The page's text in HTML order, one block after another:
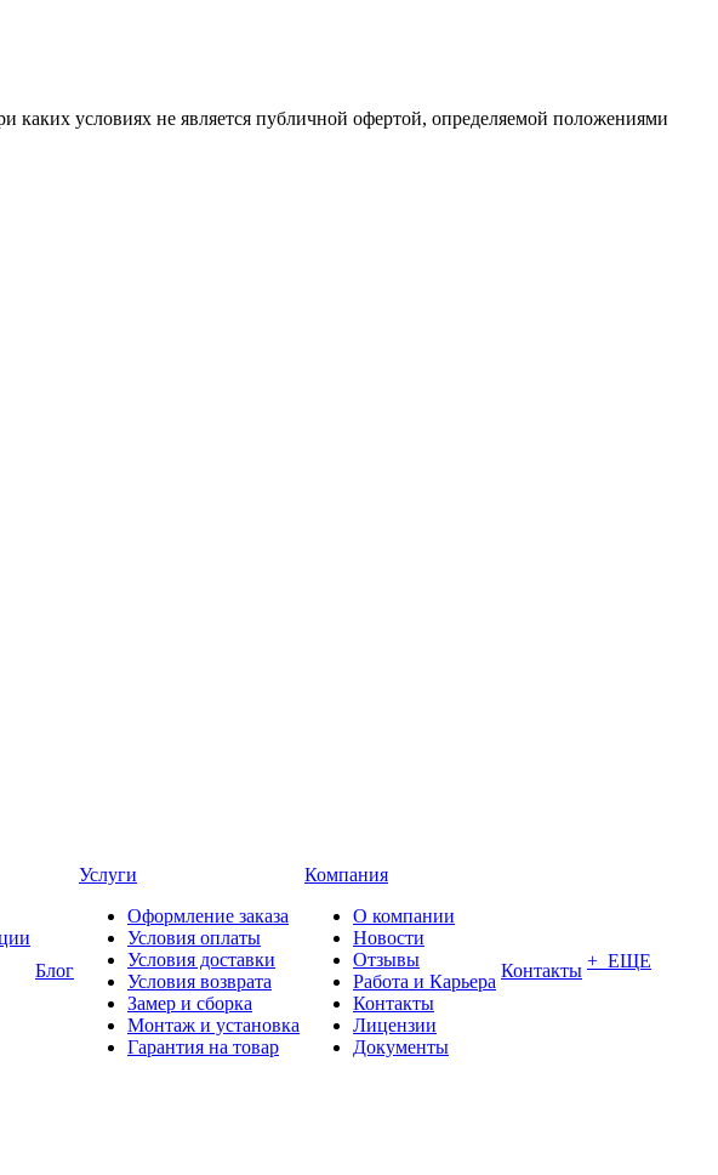
условиях не является публичной офертой, определяемой положениями
Блог
Услуги
Оформление заказа
Условия оплаты
Условия доставки
Условия возврата
Замер и сборка
Монтаж и установка
Гарантия на товар
Компания
О компании
Новости
Отзывы
Работа и Карьера
Контакты
Лицензии
Документы
Контакты + ЕЩЕ